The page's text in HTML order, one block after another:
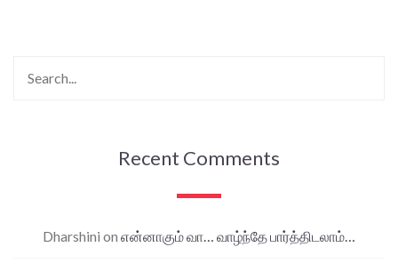
Recent Comments
Dharshini on என்னாகும் வா… வாழ்ந்தே பார்த்திடலாம்…